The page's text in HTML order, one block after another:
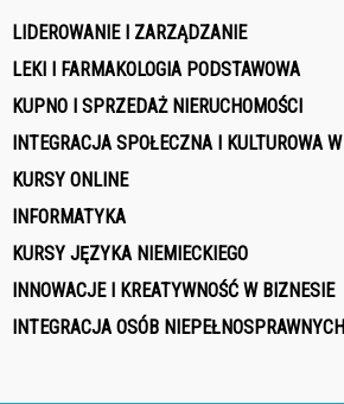
LIDEROWANIE I ZARZĄDZANIE
LEKI I FARMAKOLOGIA PODSTAWOWA
KUPNO I SPRZEDAŻ NIERUCHOMOŚCI
INTEGRACJA SPOŁECZNA I KULTUROWA
KURSY ONLINE
INFORMATYKA
KURSY JĘZYKA NIEMIECKIEGO
INNOWACJE I KREATYWNOŚĆ W BIZNESIE
INTEGRACJA OSÓB